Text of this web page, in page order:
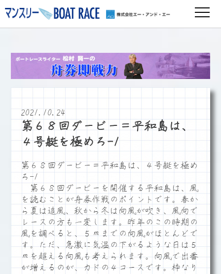
2021.10.24
第６８回ダービー＝平和島は、
４号艇を極めろ-1
第６８回ダービー＝平和島は、４号艇を極め
ろ-1
第６８回ダービーを開催する平和島は、風
を読むことが舟券作戦のポイントです。春か
ら夏は追風、秋から冬は向風が吹き、風向で
レースの方も一変します。昨年のこの時期の
風を調べると、５ｍまでの向風がほとんどで
す。ただ、急激に気温の下がるような日は５
ｍを超える向風も考えられます。向風で出番
が増えるのが、カドの４コースです。枠なり